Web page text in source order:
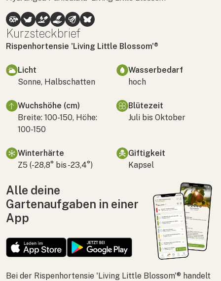
Kurzsteckbrief
Rispenhortensie 'Living Little Blossom'®
Licht
Sonne, Halbschatten
Wasserbedarf
hoch
Wuchshöhe (cm)
Breite: 100-150, Höhe:
100-150
Blütezeit
Juli bis Oktober
Winterhärte
Z5 (-28,8° bis -23,4°)
Giftigkeit
Kapsel
Alle deine
Gartenaufgaben in einer
App
Bei der Rispenhortensie 'Living Little Blossom'® handelt